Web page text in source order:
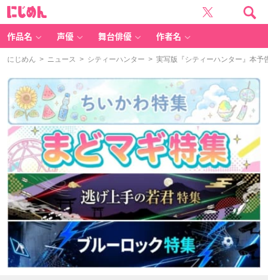
作品名 声優 舞台俳優 作者名
にじめん > ニュース > シティーハンター > 実写版『シティーハンター』本予